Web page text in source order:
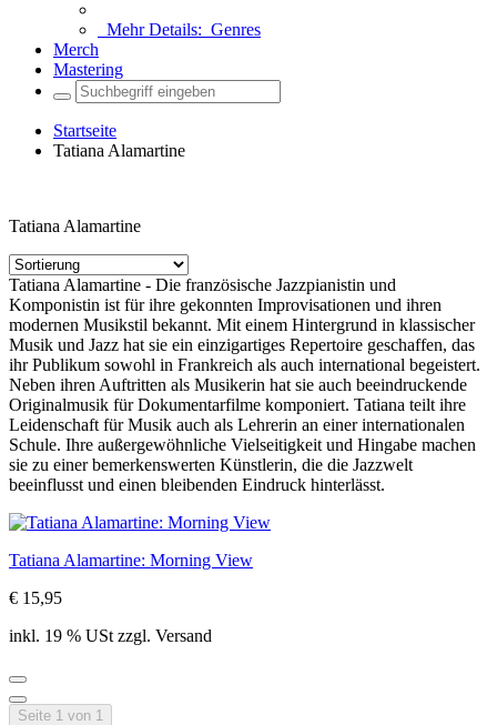
Mehr Details: Genres
Merch
Mastering
Startseite
Tatiana Alamartine
Tatiana Alamartine
Tatiana Alamartine - Die französische Jazzpianistin und
Komponistin ist für ihre gekonnten Improvisationen und ihren
modernen Musikstil bekannt. Mit einem Hintergrund in klassischer
Musik und Jazz hat sie ein einzigartiges Repertoire geschaffen, das
ihr Publikum sowohl in Frankreich als auch international begeistert.
Neben ihren Auftritten als Musikerin hat sie auch beeindruckende
Originalmusik für Dokumentarfilme komponiert. Tatiana teilt ihre
Leidenschaft für Musik auch als Lehrerin an einer internationalen
Schule. Ihre außergewöhnliche Vielseitigkeit und Hingabe machen
sie zu einer bemerkenswerten Künstlerin, die die Jazzwelt
beeinflusst und einen bleibenden Eindruck hinterlässt.
Tatiana Alamartine: Morning View
€ 15,95
inkl. 19 % USt zzgl. Versand
Seite 1 von 1